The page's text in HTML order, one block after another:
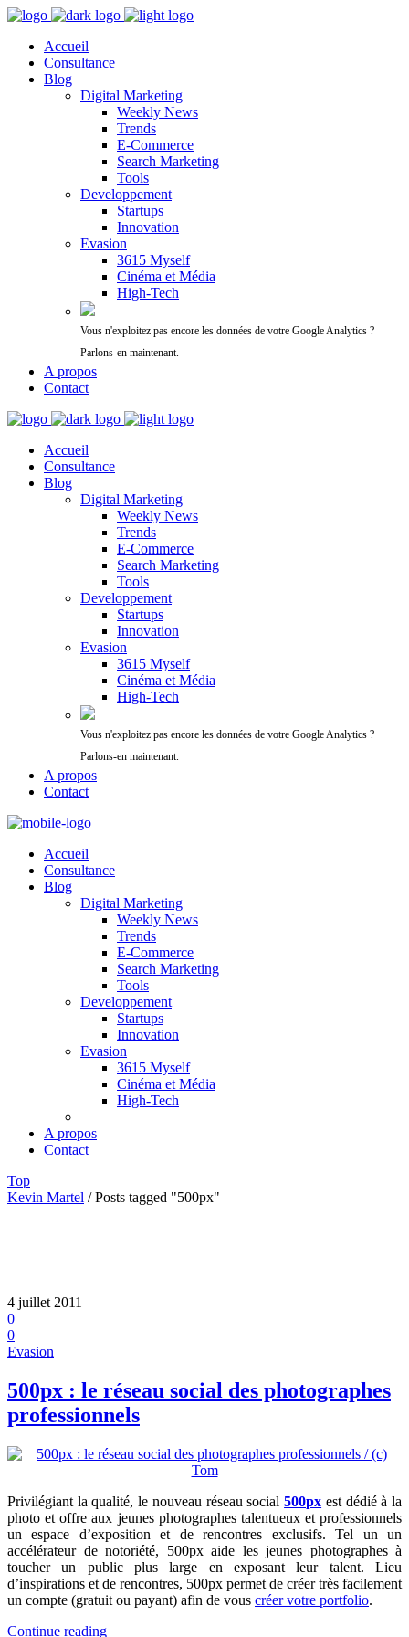
Accueil
Consultance
Blog
Digital Marketing
Weekly News
Trends
E-Commerce
Search Marketing
Tools
Developpement
Startups
Innovation
Evasion
3615 Myself
Cinéma et Média
High-Tech
Vous n'exploitez pas encore les données de votre Google Analytics ?
Parlons-en maintenant.
A propos
Contact
Accueil
Consultance
Blog
Digital Marketing
Weekly News
Trends
E-Commerce
Search Marketing
Tools
Developpement
Startups
Innovation
Evasion
3615 Myself
Cinéma et Média
High-Tech
Vous n'exploitez pas encore les données de votre Google Analytics ?
Parlons-en maintenant.
A propos
Contact
Accueil
Consultance
Blog
Digital Marketing
Weekly News
Trends
E-Commerce
Search Marketing
Tools
Developpement
Startups
Innovation
Evasion
3615 Myself
Cinéma et Média
High-Tech
A propos
Contact
Top
Kevin Martel /Posts tagged "500px"
4 juillet 2011
0
0
Evasion
500px : le réseau social des photographes
professionnels
Privilégiant la qualité, le nouveau réseau social500px est dédié à la
photo et offre aux jeunes photographes talentueux et professionnels
un espace d’exposition et de rencontres exclusifs. Tel un un
accélérateur de notoriété, 500px aide les jeunes photographes à
toucher un public plus large en exposant leur talent. Lieu
d’inspirations et de rencontres, 500px permet de créer très facilement
un compte (gratuit ou payant) afin de vous créer votre portfolio.
Continue reading